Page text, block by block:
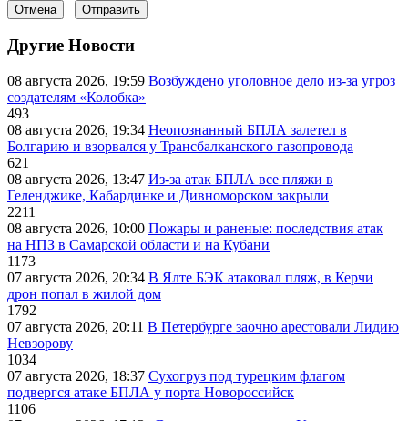
Отмена Отправить
Другие Новости
08 августа 2026, 19:59 Возбуждено уголовное дело из-за угроз
создателям «Колобка»
493
08 августа 2026, 19:34 Неопознанный БПЛА залетел в
Болгарию и взорвался у Трансбалканского газопровода
621
08 августа 2026, 13:47 Из-за атак БПЛА все пляжи в
Геленджике, Кабардинке и Дивноморском закрыли
2211
08 августа 2026, 10:00 Пожары и раненые: последствия атак
на НПЗ в Самарской области и на Кубани
1173
07 августа 2026, 20:34 В Ялте БЭК атаковал пляж, в Керчи
дрон попал в жилой дом
1792
07 августа 2026, 20:11 В Петербурге заочно арестовали Лидию
Невзорову
1034
07 августа 2026, 18:37 Сухогруз под турецким флагом
подвергся атаке БПЛА у порта Новороссийск
1106